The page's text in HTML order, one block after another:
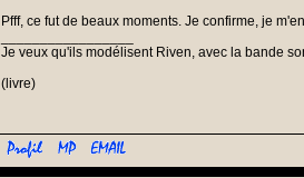
Pfff, ce fut de beaux moments. Je confirme, je
Je veux qu'ils modélisent Riven, avec la bande
(livre)